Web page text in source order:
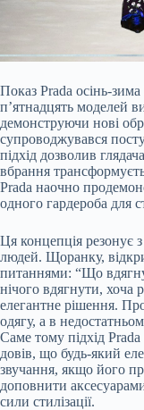
Показ Prada осінь-
п’ятнадцять моделей
демонструючи нові
супроводжувався
підхід дозволив
вбрання
Prada наочно
одного гардероба для
Ця концепція резонує
людей. Щоранку,
питаннями: “Що
нічого вдягнути, хоча
елегантне рішення.
одягу, а в
Саме тому підхід
довів, що будь-який
звучання, якщо його
доповнити
сили стилізації.